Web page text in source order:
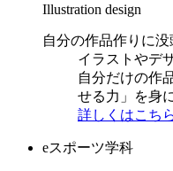
Illustration design
自分の作品作りに没
イラストやデ
自分だけの作
せる力」を身
詳しくはこち
eスポーツ学科